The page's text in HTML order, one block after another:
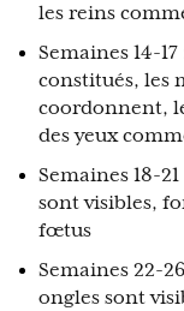
les reins
Semaines 14-
constitués, les
coordonnent,
des yeux
Semaines 18-
sont visibles,
fœtus
Semaines 22-
ongles sont